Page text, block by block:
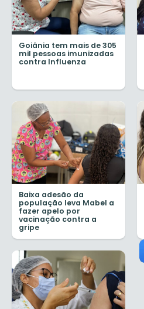
Goiânia tem mais de 305
mil pessoas imunizadas
contra Influenza
Baixa adesão da
população leva Mabel a
fazer apelo por
vacinação contra a
gripe